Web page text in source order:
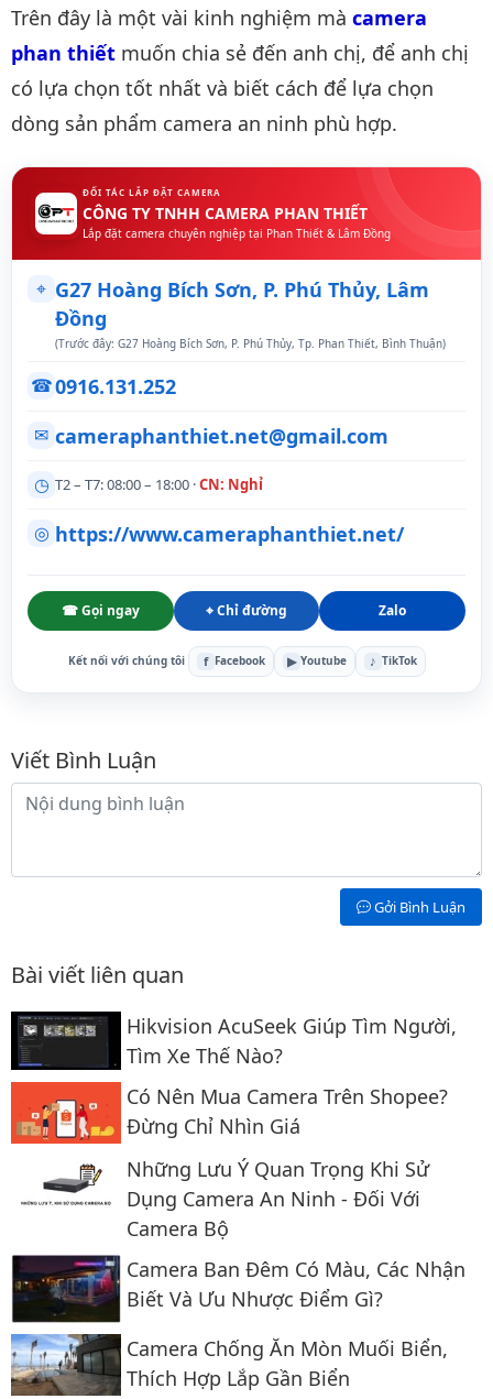
Trên đây là một vài kinh nghiệm mà camera
phan thiết muốn chia sẻ đến anh chị, để anh chị
có lựa chọn tốt nhất và biết cách để lựa chọn
dòng sản phẩm camera an ninh phù hợp.
ĐỐI TÁC LẮP ĐẶT CAMERA
CÔNG TY TNHH CAMERA PHAN THIẾT
Lắp đặt camera chuyên nghiệp tại Phan Thiết & Lâm Đồng
⌖ G27 Hoàng Bích Sơn, P. Phú Thủy, Lâm
Đồng
(Trước đây: G27 Hoàng Bích Sơn, P. Phú Thủy, Tp. Phan Thiết, Bình Thuận)
☎0916.131.252
✉ cameraphanthiet.net@gmail.com
◷ T2 – T7: 08:00 – 18:00 ·CN: Nghỉ
◎ https://www.cameraphanthiet.net/
☎ Gọi ngay ⌖ Chỉ đường Zalo
Kết nối với chúng tôi f Facebook ▶ Youtube ♪ TikTok
Bình luận
Viết Bình Luận
Nội dung bình luận
Gởi Bình Luận
Bài viết liên quan
Hikvision AcuSeek Giúp Tìm Người,
Tìm Xe Thế Nào?
Có Nên Mua Camera Trên Shopee?
Đừng Chỉ Nhìn Giá
Những Lưu Ý Quan Trọng Khi Sử
Dụng Camera An Ninh - Đối Với
Camera Bộ
Camera Ban Đêm Có Màu, Các Nhận
Biết Và Ưu Nhược Điểm Gì?
Camera Chống Ăn Mòn Muối Biển,
Thích Hợp Lắp Gần Biển